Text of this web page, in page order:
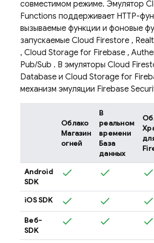
совместимом режиме. Эмулятор
Functions поддерживает HTTP-
вызываемые функции и фоновые
запускаемые Cloud Firestore ,
, Cloud Storage for Firebase ,
Pub/Sub . В эмуляторы Cloud
Database и Cloud Storage for
механизм эмуляции Firebase
Облако
Магазин
огней
В
реальном
времени
База
данных
Android
SDK
iOS SDK
Веб-
SDK